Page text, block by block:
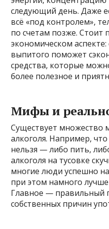
следующий день. Даже
всё «под контролем»,
по счетам позже. Стоит
экономическом
выпитого поможет
средства, которые
более полезное и
Мифы и
Существует множество
алкоголя. Например,
нельзя — либо пить,
алкоголя на тусовке
многие люди успешно
при этом намного лучше
Главное — правильный
собственных причин